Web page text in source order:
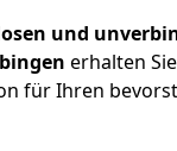
und
erhalten
für Ihren